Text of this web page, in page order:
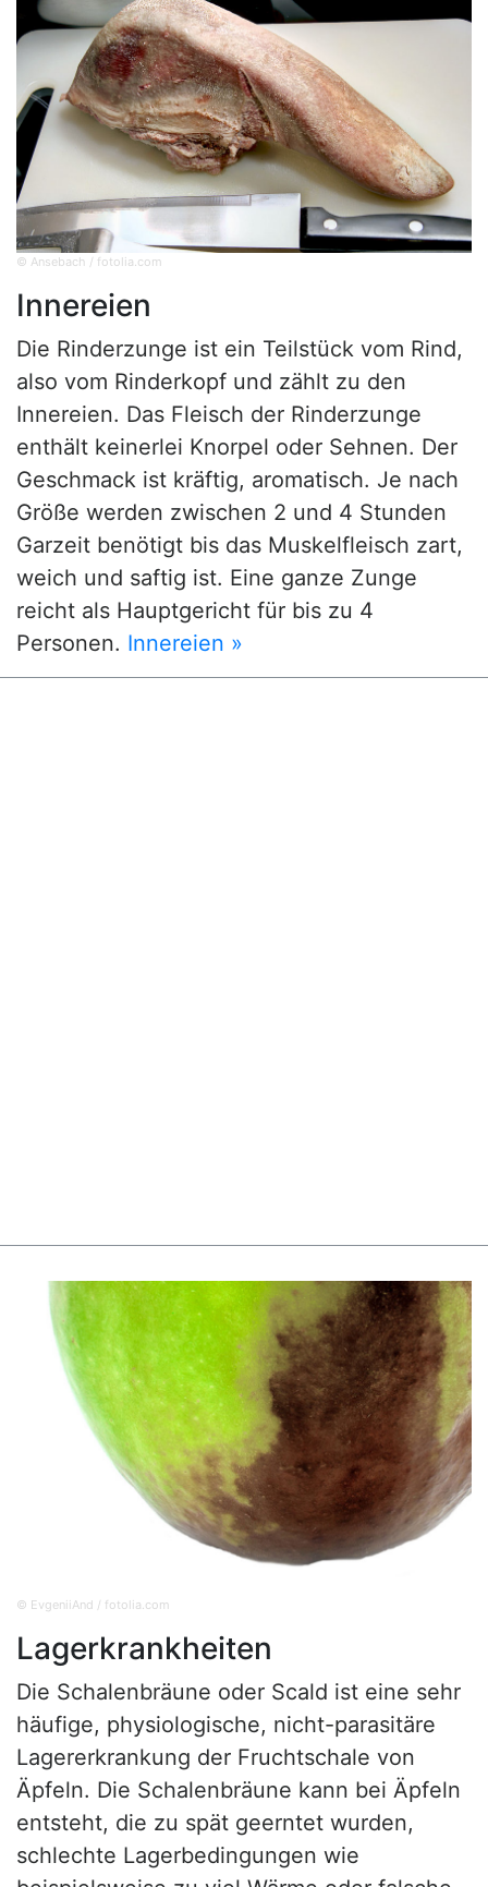
© Ansebach / fotolia.com
Innereien
Die Rinderzunge ist ein Teilstück vom Rind,
also vom Rinderkopf und zählt zu den
Innereien. Das Fleisch der Rinderzunge
enthält keinerlei Knorpel oder Sehnen. Der
Geschmack ist kräftig, aromatisch. Je nach
Größe werden zwischen 2 und 4 Stunden
Garzeit benötigt bis das Muskelfleisch zart,
weich und saftig ist. Eine ganze Zunge
reicht als Hauptgericht für bis zu 4
Personen. Innereien »
© EvgeniiAnd / fotolia.com
Lagerkrankheiten
Die Schalenbräune oder Scald ist eine sehr
häufige, physiologische, nicht-parasitäre
Lagererkrankung der Fruchtschale von
Äpfeln. Die Schalenbräune kann bei Äpfeln
entsteht, die zu spät geerntet wurden,
schlechte Lagerbedingungen wie